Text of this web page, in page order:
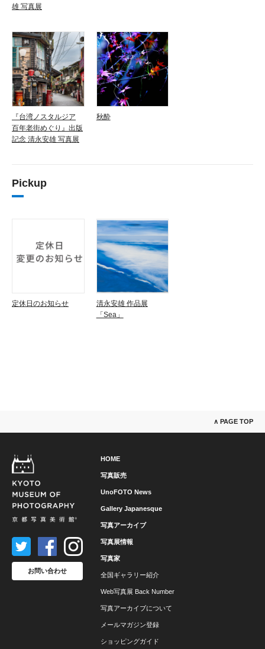
雄 写真展
『台湾ノスタルジア
百年老街めぐり』出版
記念 清永安雄 写真展
秋酔
Pickup
定休日のお知らせ
清永安雄 作品展
「Sea」
∧ PAGE TOP
HOME
写真販売
UnoFOTO News
Gallery Japanesque
写真アーカイブ
写真展情報
写真家
全国ギャラリー紹介
Web写真展 Back Number
写真アーカイブについて
メールマガジン登録
ショッピングガイド
お問い合わせ